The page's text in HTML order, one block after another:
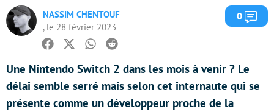
NASSIM CHENTOUF
, le 28 février 2023
0
Facebook
TwitterWhatsapp
Reddit
Une Nintendo Switch 2 dans les mois à venir ? Le
délai semble serré mais selon cet internaute qui se
présente comme un développeur proche de la